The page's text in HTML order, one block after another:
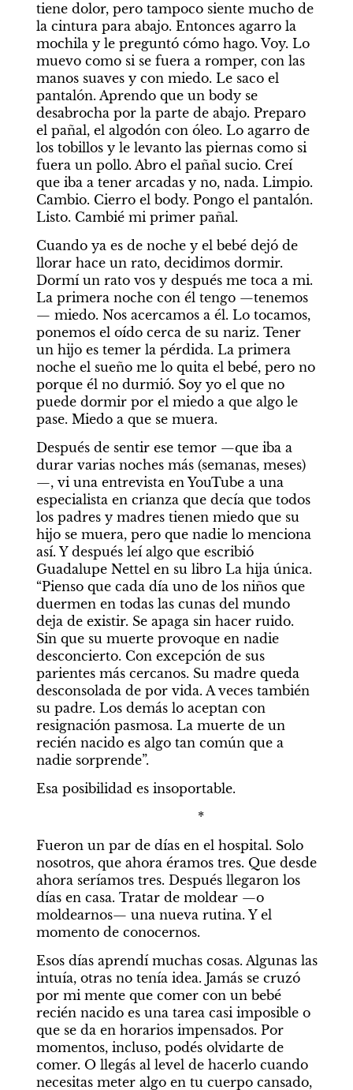
tiene dolor, pero tampoco siente mucho de
la cintura para abajo. Entonces agarro la
mochila y le preguntó cómo hago. Voy. Lo
muevo como si se fuera a romper, con las
manos suaves y con miedo. Le saco el
pantalón. Aprendo que un body se
desabrocha por la parte de abajo. Preparo
el pañal, el algodón con óleo. Lo agarro de
los tobillos y le levanto las piernas como si
fuera un pollo. Abro el pañal sucio. Creí
que iba a tener arcadas y no, nada. Limpio.
Cambio. Cierro el body. Pongo el pantalón.
Listo. Cambié mi primer pañal.
Cuando ya es de noche y el bebé dejó de
llorar hace un rato, decidimos dormir.
Dormí un rato vos y después me toca a mi.
La primera noche con él tengo —tenemos
— miedo. Nos acercamos a él. Lo tocamos,
ponemos el oído cerca de su nariz. Tener
un hijo es temer la pérdida. La primera
noche el sueño me lo quita el bebé, pero no
porque él no durmió. Soy yo el que no
puede dormir por el miedo a que algo le
pase. Miedo a que se muera.
Después de sentir ese temor —que iba a
durar varias noches más (semanas, meses)
—, vi una entrevista en YouTube a una
especialista en crianza que decía que todos
los padres y madres tienen miedo que su
hijo se muera, pero que nadie lo menciona
así. Y después leí algo que escribió
Guadalupe Nettel en su libro La hija única.
“Pienso que cada día uno de los niños que
duermen en todas las cunas del mundo
deja de existir. Se apaga sin hacer ruido.
Sin que su muerte provoque en nadie
desconcierto. Con excepción de sus
parientes más cercanos. Su madre queda
desconsolada de por vida. A veces también
su padre. Los demás lo aceptan con
resignación pasmosa. La muerte de un
recién nacido es algo tan común que a
nadie sorprende”.
Esa posibilidad es insoportable.
                                         *
Fueron un par de días en el hospital. Solo
nosotros, que ahora éramos tres. Que desde
ahora seríamos tres. Después llegaron los
días en casa. Tratar de moldear —o
moldearnos— una nueva rutina. Y el
momento de conocernos.
Esos días aprendí muchas cosas. Algunas las
intuía, otras no tenía idea. Jamás se cruzó
por mi mente que comer con un bebé
recién nacido es una tarea casi imposible o
que se da en horarios impensados. Por
momentos, incluso, podés olvidarte de
comer. O llegás al level de hacerlo cuando
necesitas meter algo en tu cuerpo cansado,